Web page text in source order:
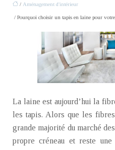
/ Aménagement d'intérieur
/ Pourquoi choisir un tapis en laine pour
La laine est aujourd’hui la
les tapis. Alors que les
grande majorité du marché
propre créneau et reste